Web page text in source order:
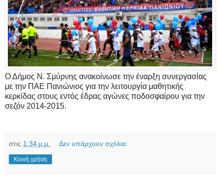
Ο Δήμος Ν. Σμύρνης ανακοίνωσε την έναρξη συνεργασίας
με την ΠΑΕ Πανιώνιος για την λειτουργία μαθητικής
κερκίδας στους εντός έδρας αγώνες ποδοσφαίρου για την
σεζόν 2014-2015.
στις 1:34 μ.μ. Δεν υπάρχουν σχόλια:
Κοινή χρήση